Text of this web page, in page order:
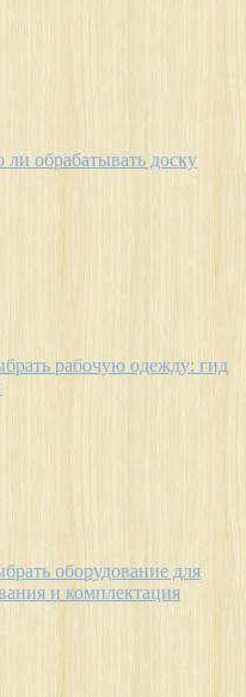
обрабатывать доску
рабочую одежду: гид
оборудование для
и комплектация